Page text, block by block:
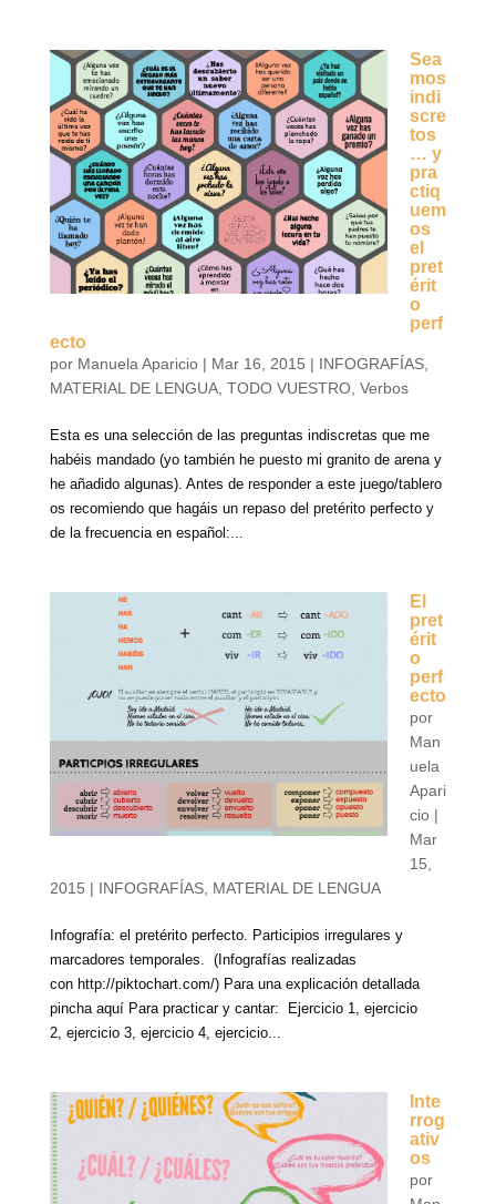
Sea
mos
indi
scre
tos
… y
pra
ctiq
uem
os
el
pret
érit
o
perf
ecto
por Manuela Aparicio| Mar 16, 2015 | INFOGRAFÍAS,
MATERIAL DE LENGUA, TODO VUESTRO, Verbos
Esta es una selección de las preguntas indiscretas que me
habéis mandado (yo también he puesto mi granito de arena y
he añadido algunas). Antes de responder a este juego/tablero
os recomiendo que hagáis un repaso del pretérito perfecto y
de la frecuencia en español:...
El
pret
érit
o
perf
ecto
por
Man
uela
Apari
cio|
Mar
15,
2015 | INFOGRAFÍAS, MATERIAL DE LENGUA
Infografía: el pretérito perfecto. Participios irregulares y
marcadores temporales. (Infografías realizadas
con http://piktochart.com/) Para una explicación detallada
pincha aquí Para practicar y cantar: Ejercicio 1, ejercicio
2, ejercicio 3, ejercicio 4, ejercicio...
Inte
rrog
ativ
os
por